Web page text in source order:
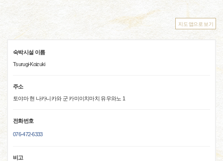
지도 앱으로 보기
숙박시설 이름
Tsurugi-Koizuki
주소
토야마 현 나카니카와 군 카미이치마치 유우와노 1
전화번호
076-472-6333
비고